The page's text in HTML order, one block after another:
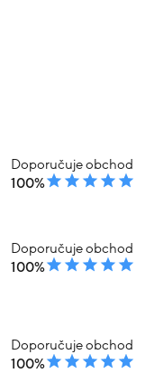
Doporučuje obchod
100%
Doporučuje obchod
100%
Doporučuje obchod
100%